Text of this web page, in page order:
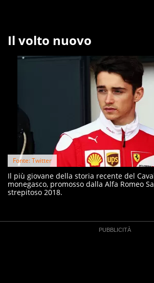
Il volto nuovo
Fonte: Twitter
Il più giovane della storia recente del
monegasco, promosso dalla Alfa Romeo
strepitoso 2018.